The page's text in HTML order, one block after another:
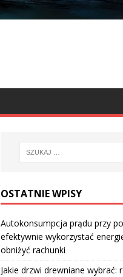
OSTATNIE WPISY
Autokonsumpcja prądu przy
efektywnie wykorzystać
obniżyć rachunki
Jakie drzwi drewniane wybrać: